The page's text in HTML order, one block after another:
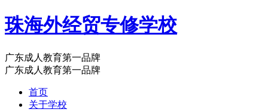
珠海外经贸专修学校
广东成人教育第一品牌
广东成人教育第一品牌
首页
关于学校